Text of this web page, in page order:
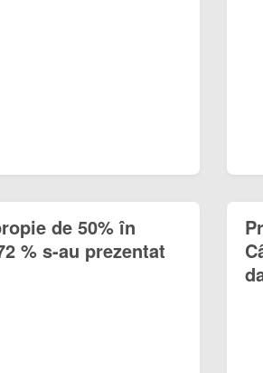
de 50% în
% s-au prezentat